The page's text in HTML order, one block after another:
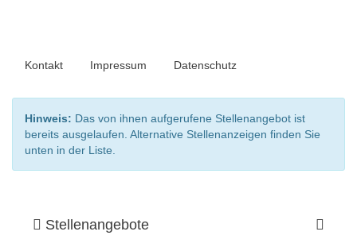
Kontakt Impressum Datenschutz
Hinweis: Das von ihnen aufgerufene Stellenangebot ist
bereits ausgelaufen. Alternative Stellenanzeigen finden Sie
unten in der Liste.
Stellenangebote